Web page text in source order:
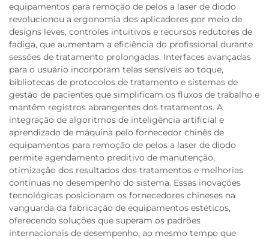
equipamentos para remoção de pelos a laser de diodo
revolucionou a ergonomia dos aplicadores por meio de
designs leves, controles intuitivos e recursos redutores de
fadiga, que aumentam a eficiência do profissional durante
sessões de tratamento prolongadas. Interfaces avançadas
para o usuário incorporam telas sensíveis ao toque,
bibliotecas de protocolos de tratamento e sistemas de
gestão de pacientes que simplificam os fluxos de trabalho e
mantêm registros abrangentes dos tratamentos. A
integração de algoritmos de inteligência artificial e
aprendizado de máquina pelo fornecedor chinês de
equipamentos para remoção de pelos a laser de diodo
permite agendamento preditivo de manutenção,
otimização dos resultados dos tratamentos e melhorias
contínuas no desempenho do sistema. Essas inovações
tecnológicas posicionam os fornecedores chineses na
vanguarda da fabricação de equipamentos estéticos,
oferecendo soluções que superam os padrões
internacionais de desempenho, ao mesmo tempo que